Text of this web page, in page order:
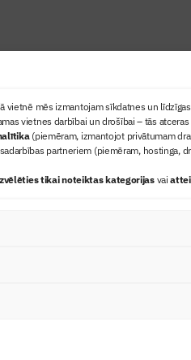
vietnē mēs izmantojam sīkdatnes un
vietnes darbībai un drošībai – tās
(piemēram, izmantojot privātumam
partneriem (piemēram, hostinga,
tikai noteiktas kategorijasvai